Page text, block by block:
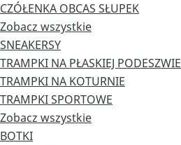
CZÓŁENKA OBCAS SŁUPEK
Zobacz wszystkie
SNEAKERSY
TRAMPKI NA PŁASKIEJ PODESZWIE
TRAMPKI NA KOTURNIE
TRAMPKI SPORTOWE
Zobacz wszystkie
BOTKI